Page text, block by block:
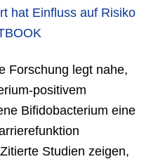
hat Einfluss auf Risiko
Forschung legt nahe,
positivem
Bifidobacterium eine
Studien zeigen,